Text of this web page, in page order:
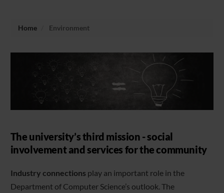
Home Environment
The university’s third mission - social
involvement and services for the community
Industry connections play an important role in the
Department of Computer Science’s outlook. The